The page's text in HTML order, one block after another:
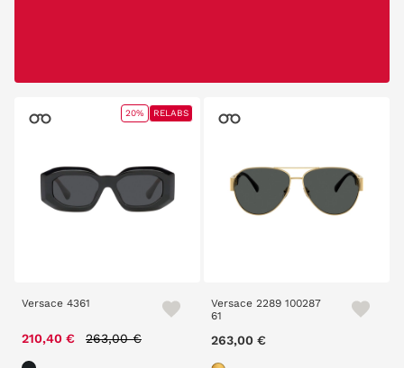
Versace 4361
210,40 € Price reduced from
263,00 €
20% RELABS
Versace 2289 100287
61
263,00 €